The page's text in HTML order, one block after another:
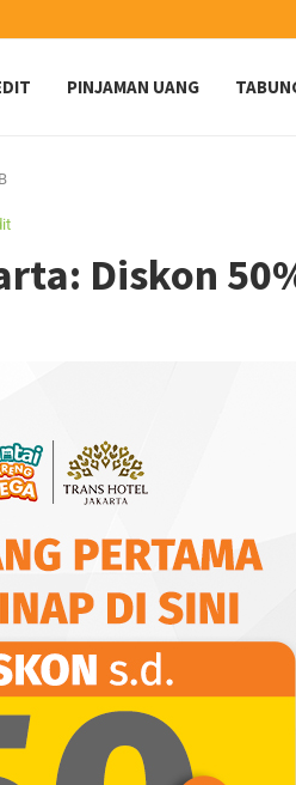
PINJAMAN UANG
Diskon